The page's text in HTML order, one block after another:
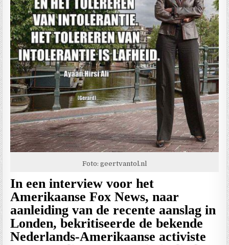
Foto: geertvantol.nl
In een interview voor het
Amerikaanse Fox News, naar
aanleiding van de recente aanslag in
Londen, bekritiseerde de bekende
Nederlands-Amerikaanse activiste